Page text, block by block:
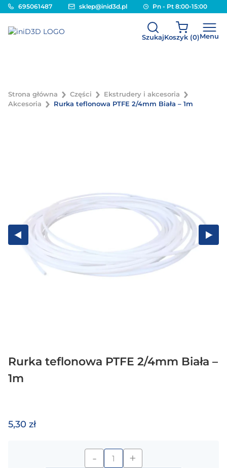
695061487 sklep@inid3d.pl Pn - Pt 8:00-15:00
SzukajKoszyk (0)Menu
Strona główna Części
Ekstrudery i akcesoria
Akcesoria
Rurka teflonowa PTFE 2/4mm Biała – 1m
Rurka teflonowa PTFE 2/4mm Biała –
1m
5,30 zł
-
ilość
+